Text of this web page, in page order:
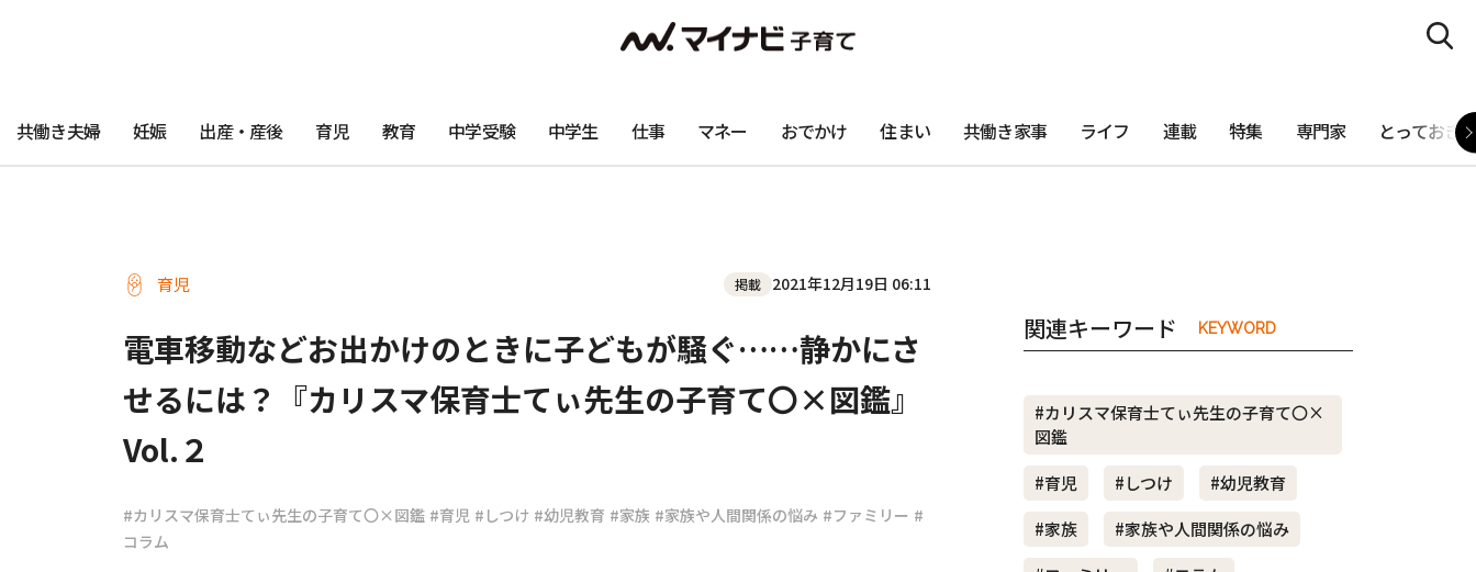
#共働き夫婦 #産休
共働き夫婦 妊娠 出産・産後 育児 教育 中学受験 中学生 仕事 マネー おでかけ 住まい 共働き家事 ライフ 連載 特集 専門家 とっておき
育児 掲載 2021年12月19日 06:11
電車移動などお出かけのときに子どもが騒ぐ……静かにさ
せるには？『カリスマ保育士てぃ先生の子育て〇×図鑑』
Vol.２
#カリスマ保育士てぃ先生の子育て〇×図鑑 #育児 #しつけ #幼児教育 #家族 #家族や人間関係の悩み #ファミリー #
コラム
関連キーワード KEYWORD
#カリスマ保育士てぃ先生の子育て〇×
図鑑
#育児
#しつけ
#幼児教育
#家族
#家族や人間関係の悩み